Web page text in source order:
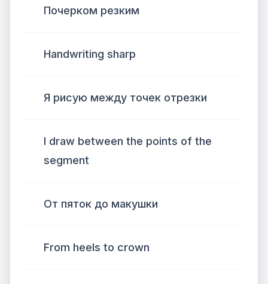
Почерком резким
Handwriting sharp
Я рисую между точек отрезки
I draw between the points of the
segment
От пяток до макушки
From heels to crown